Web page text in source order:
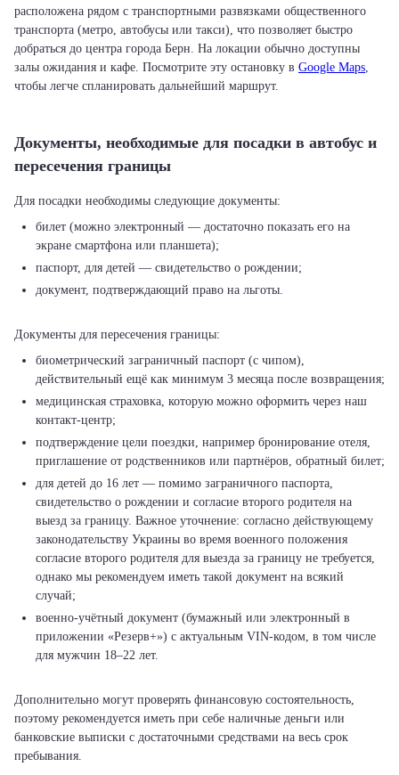
расположена рядом с транспортными развязками общественного
транспорта (метро, автобусы или такси), что позволяет быстро
добраться до центра города Берн. На локации обычно доступны
залы ожидания и кафе. Посмотрите эту остановку в Google Maps,
чтобы легче спланировать дальнейший маршрут.
Документы, необходимые для посадки в автобус и
пересечения границы
билет (можно электронный — достаточно показать его на
экране смартфона или планшета);
паспорт, для детей — свидетельство о рождении;
документ, подтверждающий право на льготы.
биометрический заграничный паспорт (с чипом),
действительный ещё как минимум 3 месяца после возвращения;
медицинская страховка, которую можно оформить через наш
контакт-центр;
подтверждение цели поездки, например бронирование отеля,
приглашение от родственников или партнёров, обратный билет;
для детей до 16 лет — помимо заграничного паспорта,
свидетельство о рождении и согласие второго родителя на
выезд за границу. Важное уточнение: согласно действующему
законодательству Украины во время военного положения
согласие второго родителя для выезда за границу не требуется,
однако мы рекомендуем иметь такой документ на всякий
случай;
военно-учётный документ (бумажный или электронный в
приложении «Резерв+») с актуальным VIN-кодом, в том числе
для мужчин 18–22 лет.
Дополнительно могут проверять финансовую состоятельность,
поэтому рекомендуется иметь при себе наличные деньги или
банковские выписки с достаточными средствами на весь срок
пребывания.